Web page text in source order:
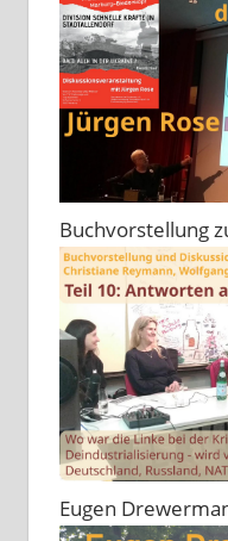
Buchvorstellung
Eugen